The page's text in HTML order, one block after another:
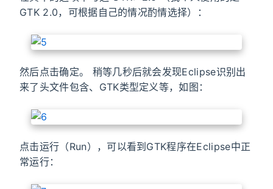
GTK 2.0，可根据自己的情况酌情选择）：
然后点击确定。 稍等几秒后就会发现Eclipse识别出
来了头文件包含、GTK类型定义等，如图：
点击运行（Run），可以看到GTK程序在Eclipse中正
常运行：